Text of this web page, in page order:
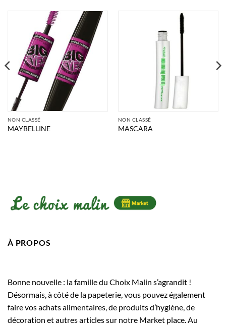
NON CLASSÉ
MAYBELLINE
NON CLASSÉ
MASCARA
À PROPOS
Bonne nouvelle : la famille du Choix Malin s’agrandit !
Désormais, à côté de la papeterie, vous pouvez également
faire vos achats alimentaires, de produits d’hygiène, de
décoration et autres articles sur notre Market place. Au